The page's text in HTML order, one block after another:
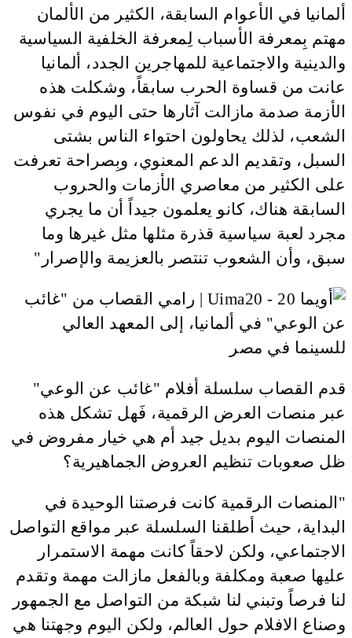
ألمانيا في الأعوام السابقة، الكثير من الألمان
مهتم بِمعرفة الأسباب لِمعرفة الخلفية السياسية
والدينية والاجتماعية للمهاجرين الجدد، ألمانيا
عانت من قساوة الحرب سابقاً، وشكلت هذه
الأزمة صدمة مازالت آثارها حتى اليوم في نفوس
الشعب، لذلك يحاولون احتواء الناس بشتى
السبل، وتقديم الدعم المعنوي، وبِصراحة تعرفت
على الكثير من معاصري الأزمات والحروب
السابقة هناك، كانو يعلمون جيداً أن ما يجري
مجرد لعبة سياسية قذرة مثلها مثل غيرها وما
سبق، وأن الشعوب تنتصر بالعزيمة والإصرار"
قدم القصاب سلسلة أفلام "غائب عن الوعي"
عبر منصات العرض الرقمية، فَهل تشكل هذه
المنصات اليوم بديل جيد أم هي خيار مفروض في
ظل صعوبات تنظيم العروض الجماهيرية؟
"المنصات الرقمية كانت فرصتنا الوحيدة في
البداية، حيث أطلقنا السلسلة عبر مواقع التواصل
الاجتماعي، ولكن لاحقاً كانت مهمة الاستمرار
عليها صعبة ومكلفة وبالفعل مازالت مهمة وتقدم
لنا فرصاً وتبني لنا شبكة من التواصل مع الجمهور
وصناع الافلام حول العالم، ولكن اليوم وجهتنا هي